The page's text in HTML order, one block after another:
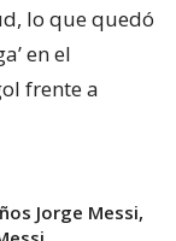
lo que quedó
en el
frente a
Jorge Messi,